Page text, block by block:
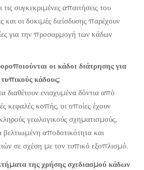
συγκεκριμένες απαιτήσεις του
και οι δοκιμές διείσδυσης παρέχουν
για την προσαρμογή των κάδων
οι κάδοι διάτρησης για
κάδους;
διαθέτουν ενισχυμένα δόντια από
κεφαλές κοπής, οι οποίες έχουν
γεωλογικούς σχηματισμούς,
αποδοτικότητα και
σε σχέση με τον τυπικό εξοπλισμό.
της χρήσης σχεδιασμού κάδων